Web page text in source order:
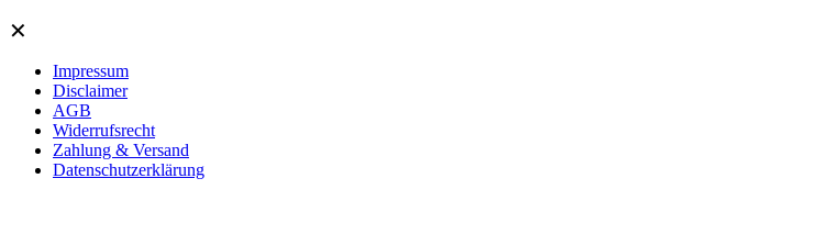
✕
Impressum
Disclaimer
AGB
Widerrufsrecht
Zahlung & Versand
Datenschutzerklärung